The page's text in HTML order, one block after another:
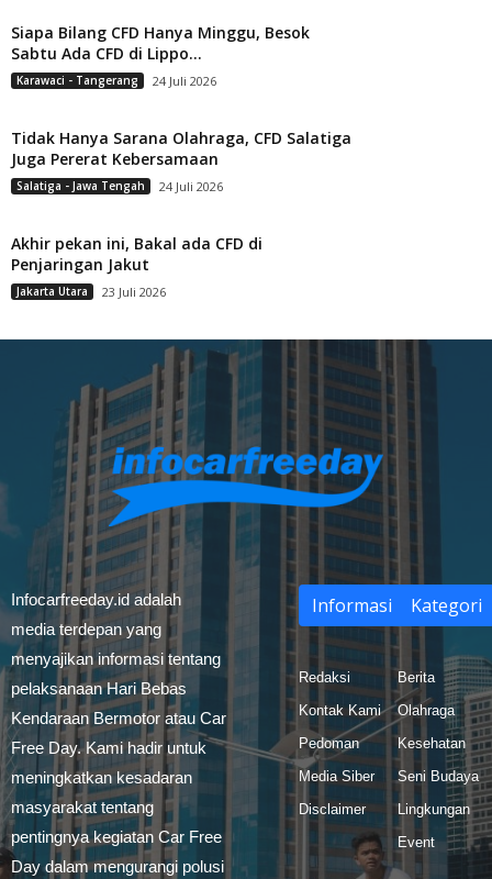
Siapa Bilang CFD Hanya Minggu, Besok
Sabtu Ada CFD di Lippo...
Karawaci - Tangerang 24 Juli 2026
Tidak Hanya Sarana Olahraga, CFD Salatiga
Juga Pererat Kebersamaan
Salatiga - Jawa Tengah 24 Juli 2026
Akhir pekan ini, Bakal ada CFD di
Penjaringan Jakut
Jakarta Utara 23 Juli 2026
Infocarfreeday.id adalah
media terdepan yang
menyajikan informasi tentang
pelaksanaan Hari Bebas
Kendaraan Bermotor atau Car
Free Day. Kami hadir untuk
meningkatkan kesadaran
masyarakat tentang
pentingnya kegiatan Car Free
Day dalam mengurangi polusi
Informasi
Redaksi
Kontak Kami
Pedoman
Media Siber
Disclaimer
Kategori
Berita
Olahraga
Kesehatan
Seni Budaya
Lingkungan
Event